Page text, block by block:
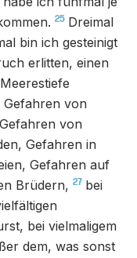
25 Dreimal
bin ich gesteinigt
erlitten, einen
Gefahren von
von
Gefahren in
Gefahren auf
Brüdern, 27 bei
bei vielmaligem
dem, was sonst